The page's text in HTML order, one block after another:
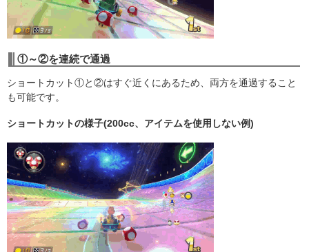
①～②を連続で通過
ショートカット①と②はすぐ近くにあるため、両方を通過すること
も可能です。
ショートカットの様子(200cc、アイテムを使用しない例)